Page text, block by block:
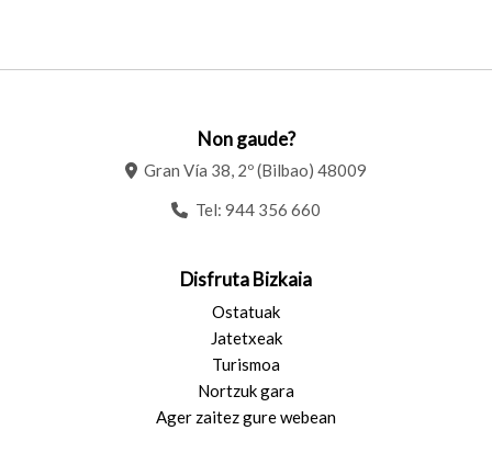
Non gaude?
Gran Vía 38, 2º (Bilbao) 48009
Tel: 944 356 660
Disfruta Bizkaia
Ostatuak
Jatetxeak
Turismoa
Nortzuk gara
Ager zaitez gure webean